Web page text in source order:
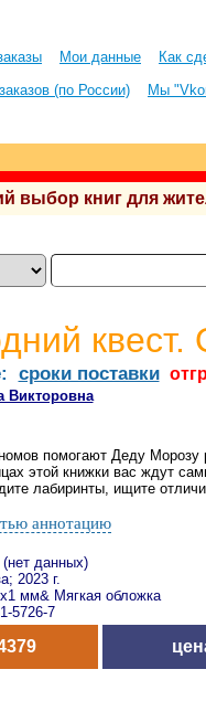
Мои данные Как
(по России)
Мы
выбор книг для
сроки поставки
Викторовна
помогают Деду Морозу
этой книжки вас ждут
лабиринты, ищите
аннотацию
данных)
2023 г.
мм& Мягкая обложка
5726-7